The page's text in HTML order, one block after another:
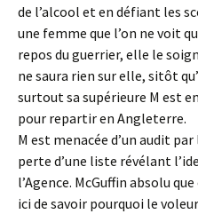
de l’alcool et en défiant les
une femme que l’on ne voit
repos du guerrier, elle le
ne saura rien sur elle, sitôt
surtout sa supérieure M est
pour repartir en Angleterre.
M est menacée d’un audit
perte d’une liste révélant
l’Agence. McGuffin absolu
ici de savoir pourquoi le